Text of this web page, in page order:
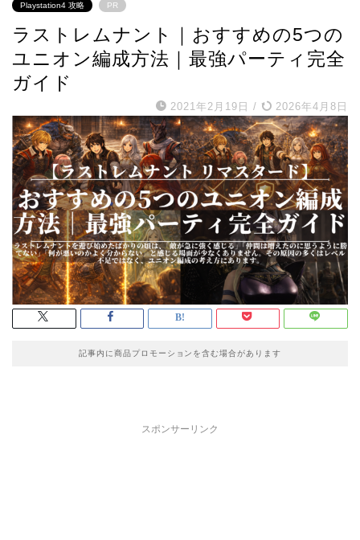
Playstation4 攻略 PR
ラストレムナント｜おすすめの5つの
ユニオン編成方法｜最強パーティ完全
ガイド
2021年2月19日 / 2026年4月8日
記事内に商品プロモーションを含む場合があります
スポンサーリンク